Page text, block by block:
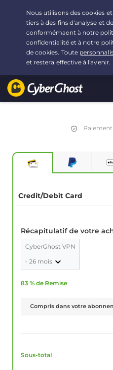
Vous avez opté pour :L'offre
2.1666666666667
Credit/Debit Card
Récapitulatif de votre
CyberGhost VPN
- 26 mois
83 % de Remise
Compris dans votre
Sous-total